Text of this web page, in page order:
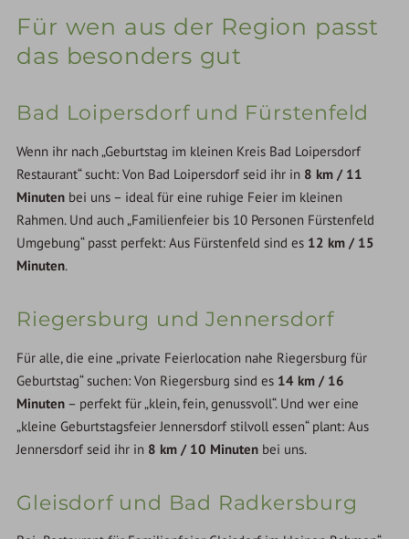
Für wen aus der Region passt
das besonders gut
Bad Loipersdorf und Fürstenfeld
Wenn ihr nach „Geburtstag im kleinen Kreis Bad Loipersdorf
Restaurant“ sucht: Von Bad Loipersdorf seid ihr in 8 km / 11
Minuten bei uns – ideal für eine ruhige Feier im kleinen
Rahmen. Und auch „Familienfeier bis 10 Personen Fürstenfeld
Umgebung“ passt perfekt: Aus Fürstenfeld sind es 12 km / 15
Minuten.
Riegersburg und Jennersdorf
Für alle, die eine „private Feierlocation nahe Riegersburg für
Geburtstag“ suchen: Von Riegersburg sind es 14 km / 16
Minuten – perfekt für „klein, fein, genussvoll“. Und wer eine
„kleine Geburtstagsfeier Jennersdorf stilvoll essen“ plant: Aus
Jennersdorf seid ihr in 8 km / 10 Minuten bei uns.
Gleisdorf und Bad Radkersburg